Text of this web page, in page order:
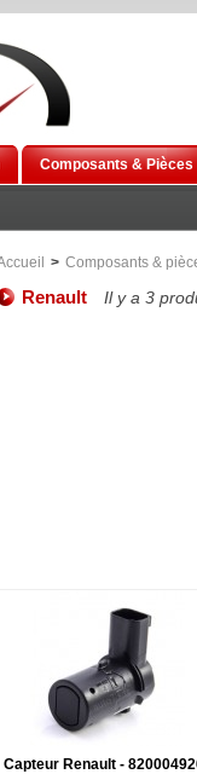
Composants & Pièces
> Composants &
Renault Il y a 3
Capteur Renault -